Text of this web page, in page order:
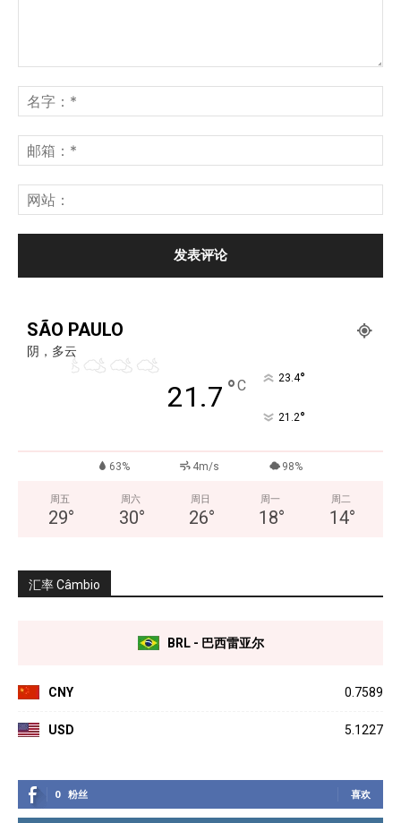
SÃO PAULO
阴，多云
21.7 °C 23.4°
21.2°
63% 4m/s 98%
周五
29°
周六
30°
周日
26°
周一
18°
周二
14°
汇率 Câmbio
BRL - 巴西雷亚尔
CNY 0.7589
USD 5.1227
0 粉丝 喜欢